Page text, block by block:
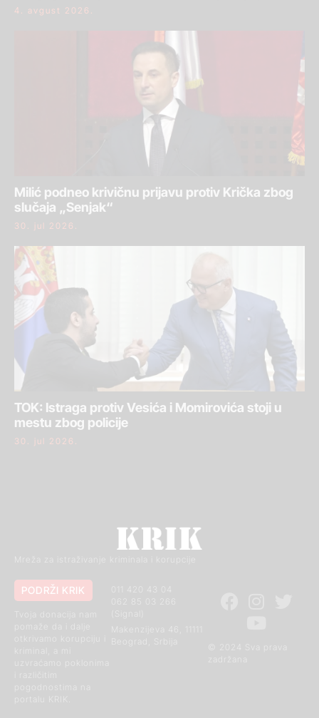
4. avgust 2026.
Milić podneo krivičnu prijavu protiv Krička zbog
slučaja „Senjak“
30. jul 2026.
TOK: Istraga protiv Vesića i Momirovića stoji u
mestu zbog policije
30. jul 2026.
Mreža za istraživanje kriminala i korupcije
© 2024 Sva prava
011 420 43 04
Makenzijeva 46, 11111
PODRŽI KRIK
otkrivamo korupciju i
kriminal, a mi
uzvraćamo poklonima
i različitim
pogodnostima na
portalu KRIK.